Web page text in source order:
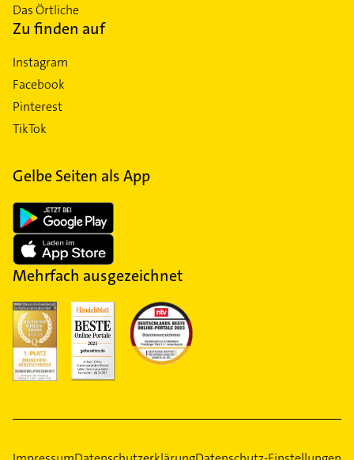
Das Örtliche
Zu finden auf
Instagram
Facebook
Pinterest
TikTok
Gelbe Seiten als App
Mehrfach ausgezeichnet